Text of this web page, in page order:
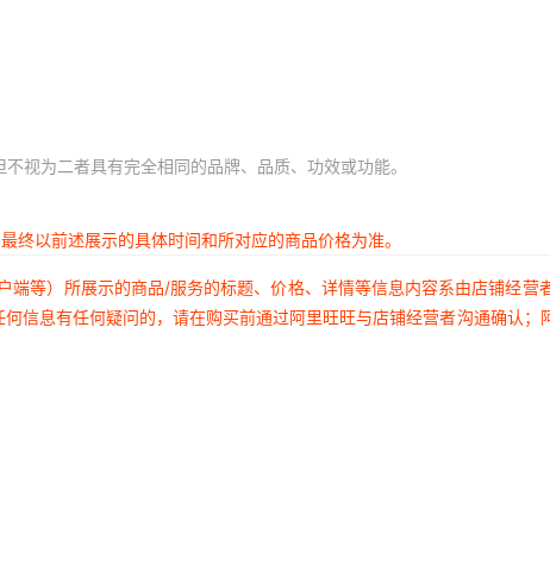
视为二者具有完全相同的品牌、品质、功效或功能。
以前述展示的具体时间和所对应的商品价格为准。
等）所展示的商品/服务的标题、价格、详情等信息内容系由店铺经营
息有任何疑问的，请在购买前通过阿里旺旺与店铺经营者沟通确认